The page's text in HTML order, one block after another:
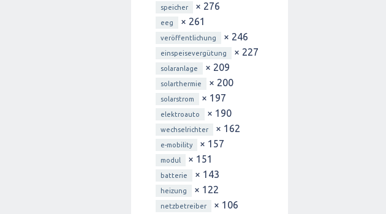
speicher × 276
eeg × 261
veröffentlichung × 246
einspeisevergütung × 227
solaranlage × 209
solarthermie × 200
solarstrom × 197
elektroauto × 190
wechselrichter × 162
e-mobility × 157
modul × 151
batterie × 143
heizung × 122
netzbetreiber × 106